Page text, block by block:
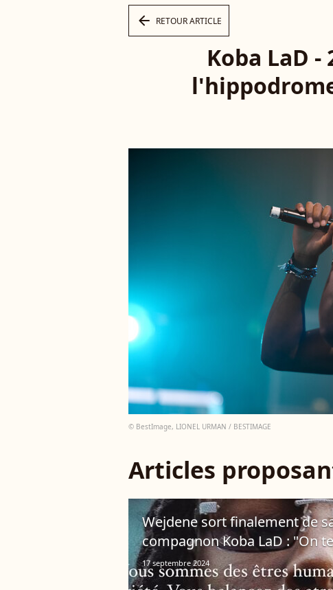
arrow_left RETOUR ARTICLE
Koba LaD
© BestImage, LIONEL URMAN / BESTIMAGE
Articles
Wejdene sort finalement de
compagnon Koba LaD : "On
17 septembre 2024